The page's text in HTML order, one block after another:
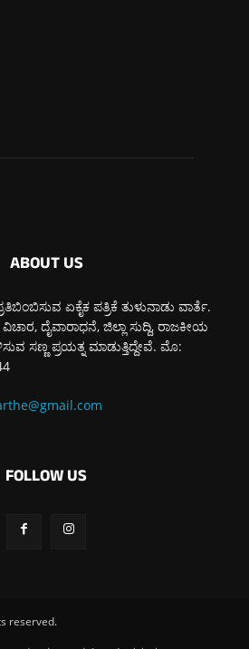
ABOUT US
ಏಕೈಕ ಪತ್ರಿಕೆ ತುಳುನಾಡು ವಾರ್ತೆ.
ದೈವಾರಾಧನೆ, ಜಿಲ್ಲಾ ಸುದ್ದಿ, ರಾಜಕೀಯ
ಸಣ್ಣ ಪ್ರಯತ್ನ ಮಾಡುತ್ತಿದ್ದೇವೆ. ಮೊ:
FOLLOW US
reserved.